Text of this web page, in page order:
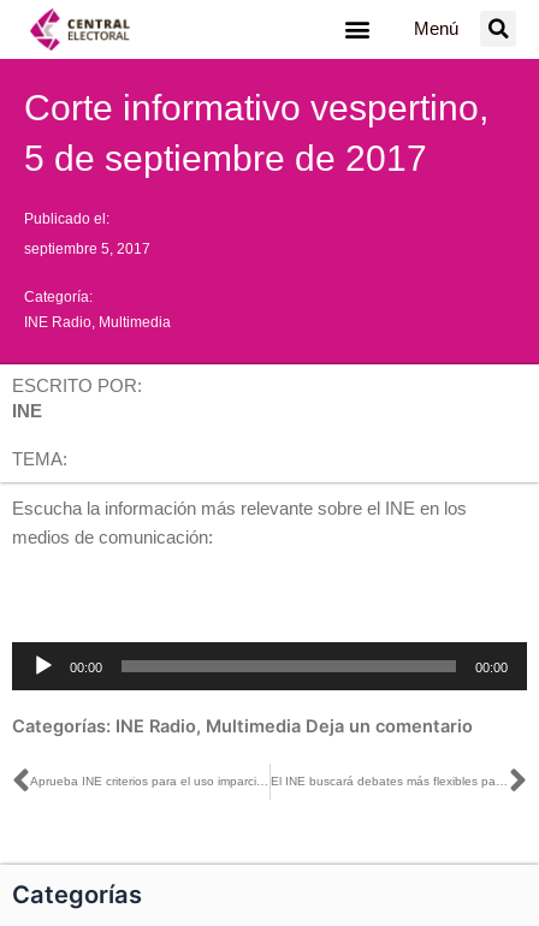
Menú
Corte informativo vespertino,
5 de septiembre de 2017
Publicado el:
septiembre 5, 2017
Categoría:
INE Radio Multimedia
ESCRITO POR:
INE
TEMA:
Escucha la información más relevante sobre el INE en los
medios de comunicación:
Reproductor
00:00 00:00
Categorías: INE Radio, Multimedia Deja un comentario
Ant
Categorías